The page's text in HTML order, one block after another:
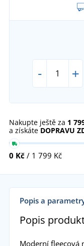
- +
Nakupte ještě za 1
a získáte DOPRAVU
0 Kč / 1 799 Kč
Popis a
Popis
Moderní fleecová